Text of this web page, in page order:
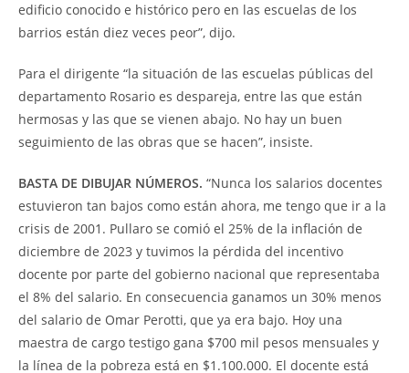
edificio conocido e histórico pero en las escuelas de los
barrios están diez veces peor”, dijo.
Para el dirigente “la situación de las escuelas públicas del
departamento Rosario es despareja, entre las que están
hermosas y las que se vienen abajo. No hay un buen
seguimiento de las obras que se hacen”, insiste.
BASTA DE DIBUJAR NÚMEROS. “Nunca los salarios docentes
estuvieron tan bajos como están ahora, me tengo que ir a la
crisis de 2001. Pullaro se comió el 25% de la inflación de
diciembre de 2023 y tuvimos la pérdida del incentivo
docente por parte del gobierno nacional que representaba
el 8% del salario. En consecuencia ganamos un 30% menos
del salario de Omar Perotti, que ya era bajo. Hoy una
maestra de cargo testigo gana $700 mil pesos mensuales y
la línea de la pobreza está en $1.100.000. El docente está